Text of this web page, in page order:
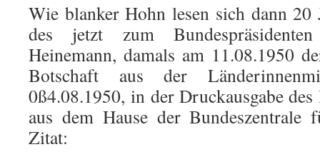
Wie blanker Hohn lesen sich dann 20
des jetzt zum
Heinemann, damals am 11.08.1950
Botschaft aus der
0ß4.08.1950, in der Druckausgabe
aus dem Hause der
Zitat: